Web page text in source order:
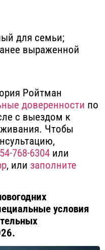
для семьи;
выраженной
Ройтман
доверенности по
с выездом к
Чтобы
768-6304 или
, или заполните
условия